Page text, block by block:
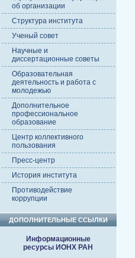
об организации
Структура института
Ученый совет
Научные и
диссертационные советы
Образовательная
деятельность и работа с
молодежью
Дополнительное
профессиональное
образование
Центр коллективного
пользования
Пресс-центр
История института
Противодействие
коррупции
ДОПОЛНИТЕЛЬНЫЕ ССЫЛКИ
Информационные
ресурсы ИОНХ РАН